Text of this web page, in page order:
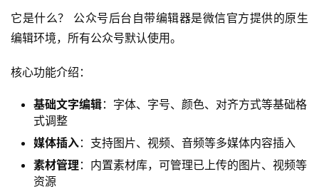
适用人群：技术类公众号运营者、程序员、技术博主、知识
付费讲师等深度内容创作者。
7. 公众号后台自带编辑器：官方基础功能的安全稳
定之选
它是什么？ 公众号后台自带编辑器是微信官方提供的原生
编辑环境，所有公众号默认使用。